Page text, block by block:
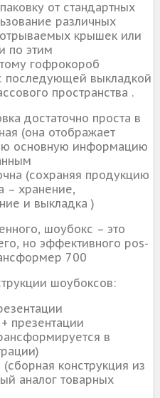
от стандартных
различных
крышек или
по этим
гофрокороб
последующей выкладкой
пространства .
достаточно проста в
(она отображает
основную информацию
(сохраняя продукцию
– хранение,
и выкладка )
шоубокс – это
но эффективного pos-
шоубоксов:
презентации
в
конструкция из
аналог товарных